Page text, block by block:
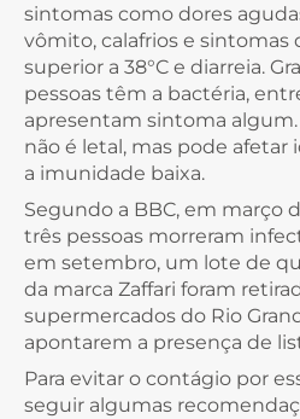
sintomas como dores
vômito, calafrios e sintomas
superior a 38°C e diarreia.
pessoas têm a bactéria,
apresentam sintoma
não é letal, mas pode afetar
a imunidade baixa.
Segundo a BBC, em março
três pessoas morreram
em setembro, um lote de
da marca Zaffari foram
supermercados do Rio
apontarem a presença de
Para evitar o contágio por
seguir algumas